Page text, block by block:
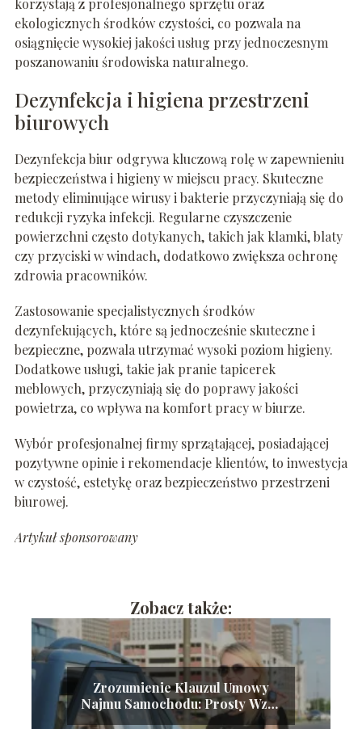
korzystają z profesjonalnego sprzętu oraz
ekologicznych środków czystości, co pozwala na
osiągnięcie wysokiej jakości usług przy jednoczesnym
poszanowaniu środowiska naturalnego.
Dezynfekcja i higiena przestrzeni
biurowych
Dezynfekcja biur odgrywa kluczową rolę w zapewnieniu
bezpieczeństwa i higieny w miejscu pracy. Skuteczne
metody eliminujące wirusy i bakterie przyczyniają się do
redukcji ryzyka infekcji. Regularne czyszczenie
powierzchni często dotykanych, takich jak klamki, blaty
czy przyciski w windach, dodatkowo zwiększa ochronę
zdrowia pracowników.
Zastosowanie specjalistycznych środków
dezynfekujących, które są jednocześnie skuteczne i
bezpieczne, pozwala utrzymać wysoki poziom higieny.
Dodatkowe usługi, takie jak pranie tapicerek
meblowych, przyczyniają się do poprawy jakości
powietrza, co wpływa na komfort pracy w biurze.
Wybór profesjonalnej firmy sprzątającej, posiadającej
pozytywne opinie i rekomendacje klientów, to inwestycja
w czystość, estetykę oraz bezpieczeństwo przestrzeni
biurowej.
Artykuł sponsorowany
Zobacz także:
Zrozumienie Klauzul Umowy
Najmu Samochodu: Prosty Wzór
Dokumentu Gotowego do Druku